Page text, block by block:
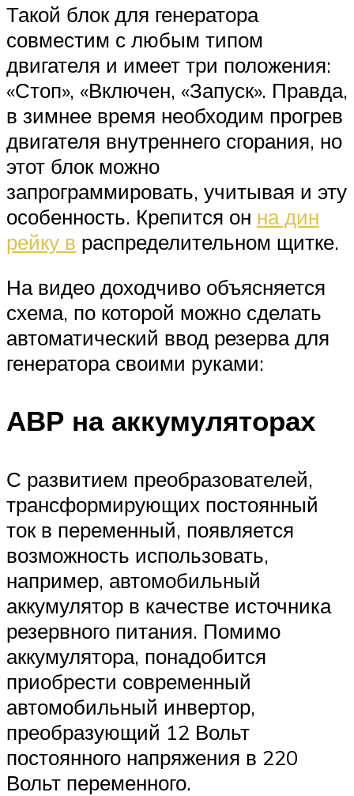
Такой блок для генератора
совместим с любым типом
двигателя и имеет три положения:
«Стоп», «Включен, «Запуск». Правда,
в зимнее время необходим прогрев
двигателя внутреннего сгорания, но
этот блок можно
запрограммировать, учитывая и эту
особенность. Крепится он на дин
рейку в распределительном щитке.
На видео доходчиво объясняется
схема, по которой можно сделать
автоматический ввод резерва для
генератора своими руками:
АВР на аккумуляторах
С развитием преобразователей,
трансформирующих постоянный
ток в переменный, появляется
возможность использовать,
например, автомобильный
аккумулятор в качестве источника
резервного питания. Помимо
аккумулятора, понадобится
приобрести современный
автомобильный инвертор,
преобразующий 12 Вольт
постоянного напряжения в 220
Вольт переменного.